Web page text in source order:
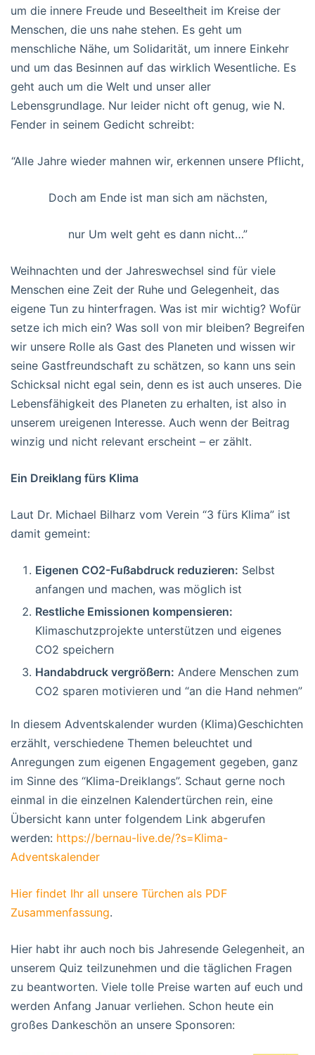
um die innere Freude und Beseeltheit im Kreise der
Menschen, die uns nahe stehen. Es geht um
menschliche Nähe, um Solidarität, um innere Einkehr
und um das Besinnen auf das wirklich Wesentliche. Es
geht auch um die Welt und unser aller
Lebensgrundlage. Nur leider nicht oft genug, wie N.
Fender in seinem Gedicht schreibt:
“Alle Jahre wieder mahnen wir, erkennen unsere Pflicht,
Doch am Ende ist man sich am nächsten,
nur Um welt geht es dann nicht…”
Weihnachten und der Jahreswechsel sind für viele
Menschen eine Zeit der Ruhe und Gelegenheit, das
eigene Tun zu hinterfragen. Was ist mir wichtig? Wofür
setze ich mich ein? Was soll von mir bleiben? Begreifen
wir unsere Rolle als Gast des Planeten und wissen wir
seine Gastfreundschaft zu schätzen, so kann uns sein
Schicksal nicht egal sein, denn es ist auch unseres. Die
Lebensfähigkeit des Planeten zu erhalten, ist also in
unserem ureigenen Interesse. Auch wenn der Beitrag
winzig und nicht relevant erscheint – er zählt.
Ein Dreiklang fürs Klima
Laut Dr. Michael Bilharz vom Verein “3 fürs Klima” ist
damit gemeint:
Eigenen CO2-Fußabdruck reduzieren: Selbst
anfangen und machen, was möglich ist
Restliche Emissionen kompensieren:
Klimaschutzprojekte unterstützen und eigenes
CO2 speichern
Handabdruck vergrößern: Andere Menschen zum
CO2 sparen motivieren und “an die Hand nehmen”
In diesem Adventskalender wurden (Klima)Geschichten
erzählt, verschiedene Themen beleuchtet und
Anregungen zum eigenen Engagement gegeben, ganz
im Sinne des “Klima-Dreiklangs”. Schaut gerne noch
einmal in die einzelnen Kalendertürchen rein, eine
Übersicht kann unter folgendem Link abgerufen
werden: https://bernau-live.de/?s=Klima-
Adventskalender
Hier findet Ihr all unsere Türchen als PDF
Zusammenfassung.
Hier habt ihr auch noch bis Jahresende Gelegenheit, an
unserem Quiz teilzunehmen und die täglichen Fragen
zu beantworten. Viele tolle Preise warten auf euch und
werden Anfang Januar verliehen. Schon heute ein
großes Dankeschön an unsere Sponsoren: